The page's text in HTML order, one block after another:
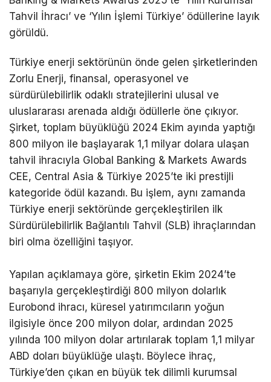
Facebook
Instagram
Youtube
Tahvil İhracı’ ve ‘Yılın İşlemi Türkiye’ ödüllerine layık
görüldü.
Türkiye enerji sektörünün önde gelen şirketlerinden
Zorlu Enerji, finansal, operasyonel ve
sürdürülebilirlik odaklı stratejilerini ulusal ve
uluslararası arenada aldığı ödüllerle öne çıkıyor.
Şirket, toplam büyüklüğü 2024 Ekim ayında yaptığı
800 milyon ile başlayarak 1,1 milyar dolara ulaşan
tahvil ihracıyla Global Banking & Markets Awards
CEE, Central Asia & Türkiye 2025’te iki prestijli
kategoride ödül kazandı. Bu işlem, aynı zamanda
Türkiye enerji sektöründe gerçekleştirilen ilk
Sürdürülebilirlik Bağlantılı Tahvil (SLB) ihraçlarından
biri olma özelliğini taşıyor.
Yapılan açıklamaya göre, şirketin Ekim 2024’te
başarıyla gerçekleştirdiği 800 milyon dolarlık
Eurobond ihracı, küresel yatırımcıların yoğun
ilgisiyle önce 200 milyon dolar, ardından 2025
yılında 100 milyon dolar artırılarak toplam 1,1 milyar
ABD doları büyüklüğe ulaştı. Böylece ihraç,
Türkiye’den çıkan en büyük tek dilimli kurumsal